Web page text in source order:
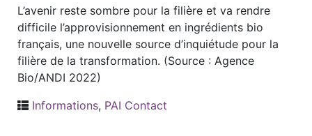
L’avenir reste sombre pour la filière et va rendre
difficile l’approvisionnement en ingrédients bio
français, une nouvelle source d’inquiétude pour la
filière de la transformation. (Source : Agence
Bio/ANDI 2022)
Informations, PAI Contact